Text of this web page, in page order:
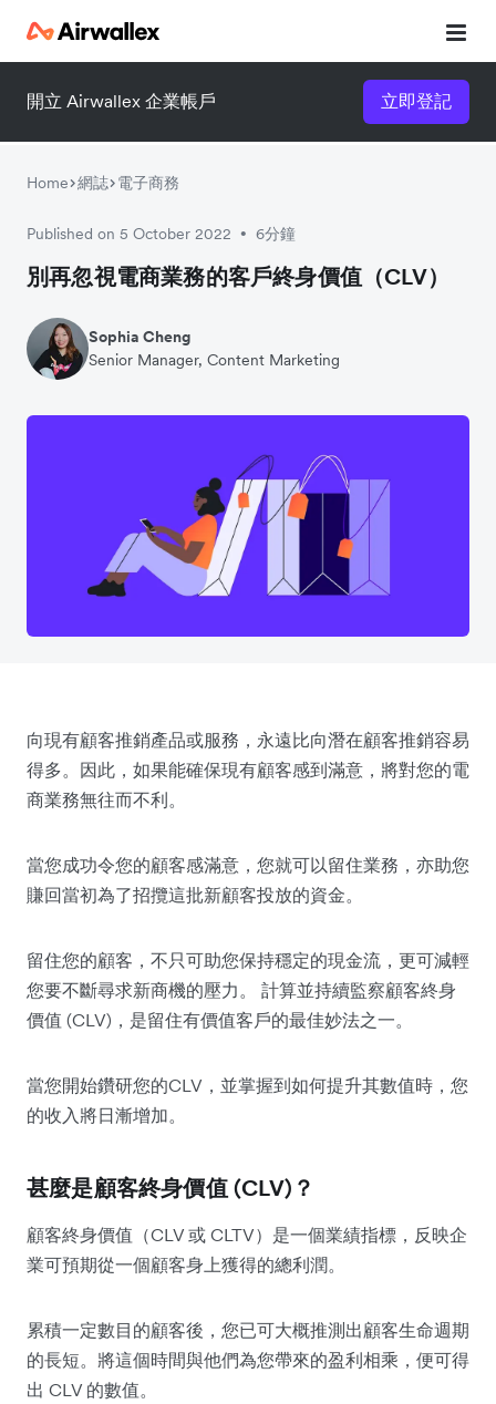
開立 Airwallex 企業帳戶 立即登記
Home 網誌 電子商務
Published on 5 October 2022 • 6分鐘
別再忽視電商業務的客戶終身價值（CLV）
Sophia Cheng
Senior Manager, Content Marketing
向現有顧客推銷產品或服務，永遠比向潛在顧客推銷容易
得多。因此，如果能確保現有顧客感到滿意，將對您的電
商業務無往而不利。
當您成功令您的顧客感滿意，您就可以留住業務，亦助您
賺回當初為了招攬這批新顧客投放的資金。
留住您的顧客，不只可助您保持穩定的現金流，更可減輕
您要不斷尋求新商機的壓力。 計算並持續監察顧客終身
價值 (CLV)，是留住有價值客戶的最佳妙法之一。
當您開始鑽研您的CLV，並掌握到如何提升其數值時，您
的收入將日漸增加。
甚麼是顧客終身價值 (CLV)？
顧客終身價值（CLV 或 CLTV）是一個業績指標，反映企
業可預期從一個顧客身上獲得的總利潤。
累積一定數目的顧客後，您已可大概推測出顧客生命週期
的長短。將這個時間與他們為您帶來的盈利相乘，便可得
出 CLV 的數值。
立即觀看 3 分鐘體驗短片
請填寫資料以觀體驗短片：